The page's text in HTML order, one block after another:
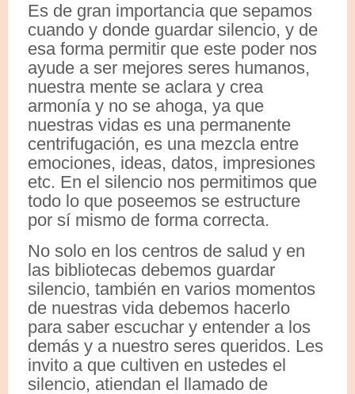
Es de gran importancia que sepamos
cuando y donde guardar silencio, y de
esa forma permitir que este poder nos
ayude a ser mejores seres humanos,
nuestra mente se aclara y crea
armonía y no se ahoga, ya que
nuestras vidas es una permanente
centrifugación, es una mezcla entre
emociones, ideas, datos, impresiones
etc. En el silencio nos permitimos que
todo lo que poseemos se estructure
por sí mismo de forma correcta.
No solo en los centros de salud y en
las bibliotecas debemos guardar
silencio, también en varios momentos
de nuestras vida debemos hacerlo
para saber escuchar y entender a los
demás y a nuestro seres queridos. Les
invito a que cultiven en ustedes el
silencio, atiendan el llamado de